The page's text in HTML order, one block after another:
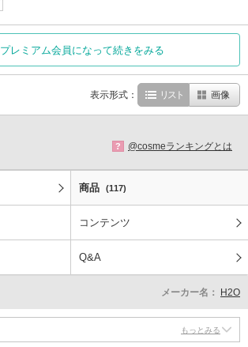
プレミアム会員になって続きをみる
表示形式： リスト 画像
? @cosmeランキングとは
商品 (117)
コンテンツ
Q&A
メーカー名： H2O
もっとみる